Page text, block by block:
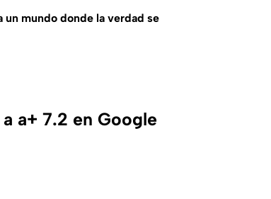
mundo donde la verdad se
a+ 7.2 en Google